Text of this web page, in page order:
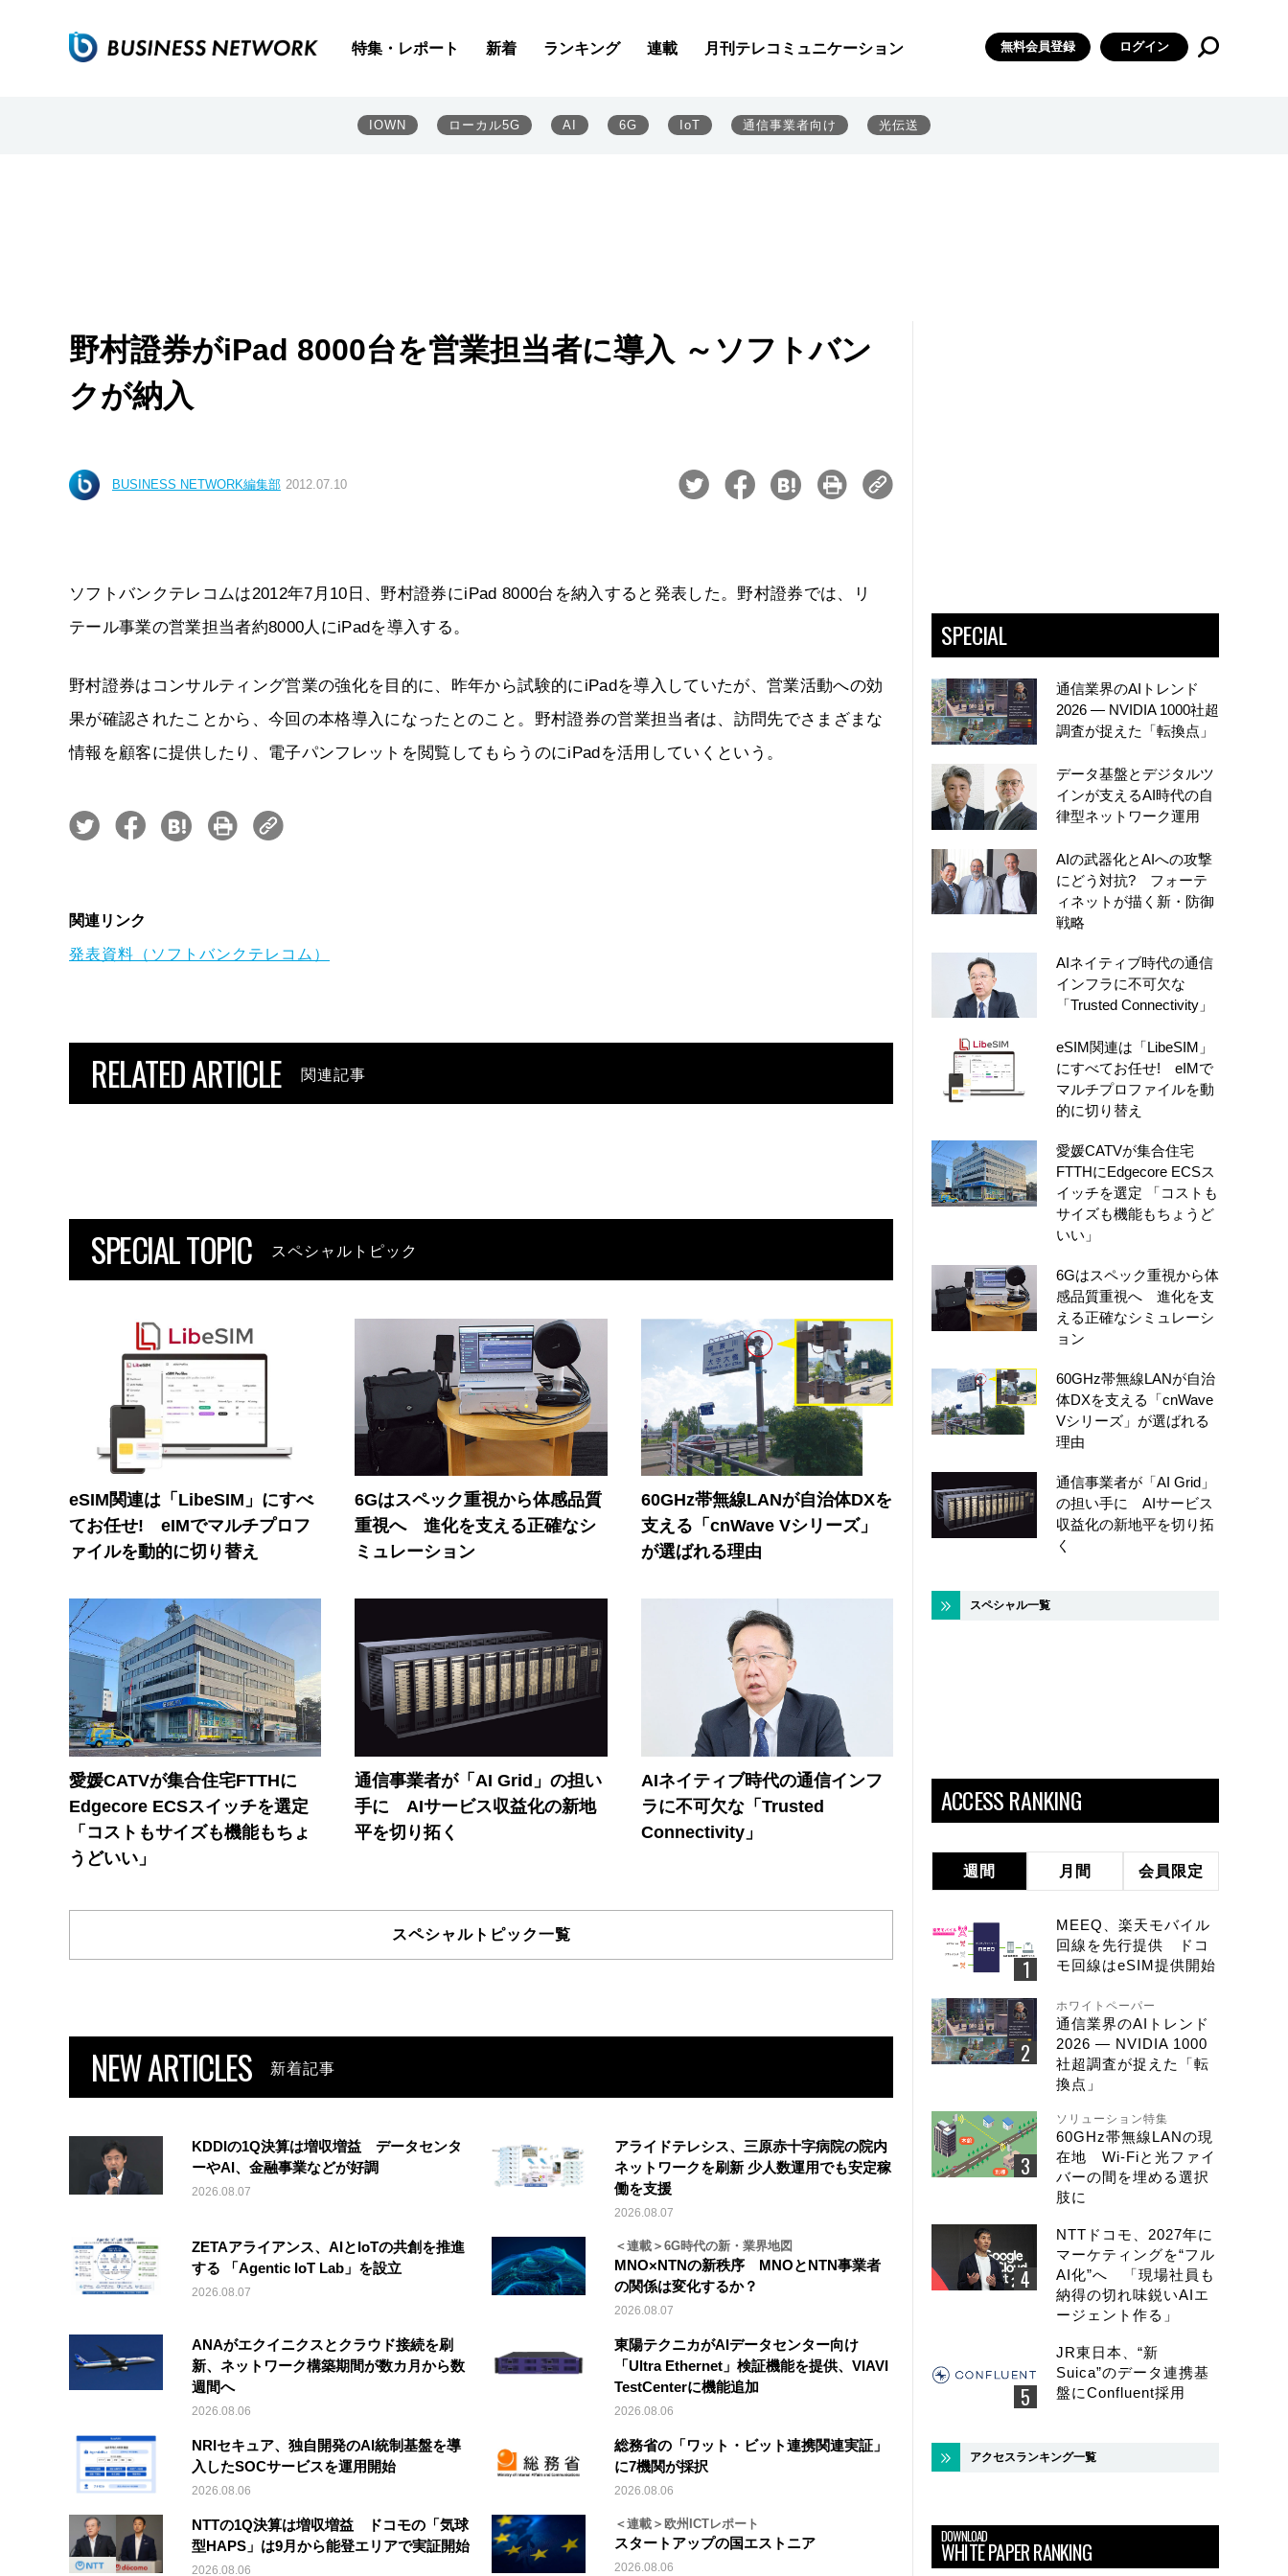
特集・レポート 新着 ランキング 連載 月刊テレコミュニケーション 無料会員登録 ログイン
IOWN ローカル5G AI 6G IoT 通信事業者向け 光伝送
野村證券がiPad 8000台を営業担当者に導入 ～ソフトバン
クが納入
BUSINESS NETWORK編集部 2012.07.10
ソフトバンクテレコムは2012年7月10日、野村證券にiPad 8000台を納入すると発表した。野村證券では、リ
テール事業の営業担当者約8000人にiPadを導入する。
野村證券はコンサルティング営業の強化を目的に、昨年から試験的にiPadを導入していたが、営業活動への効
果が確認されたことから、今回の本格導入になったとのこと。野村證券の営業担当者は、訪問先でさまざまな
情報を顧客に提供したり、電子パンフレットを閲覧してもらうのにiPadを活用していくという。
関連リンク
発表資料（ソフトバンクテレコム）
RELATED ARTICLE 関連記事
SPECIAL TOPIC スペシャルトピック
eSIM関連は「LibeSIM」にすべ
てお任せ! eIMでマルチプロフ
ァイルを動的に切り替え
6Gはスペック重視から体感品質
重視へ 進化を支える正確なシ
ミュレーション
60GHz帯無線LANが自治体DXを
支える「cnWave Vシリーズ」
が選ばれる理由
愛媛CATVが集合住宅FTTHに
Edgecore ECSスイッチを選定
「コストもサイズも機能もちょ
うどいい」
通信事業者が「AI Grid」の担い
手に AIサービス収益化の新地
平を切り拓く
AIネイティブ時代の通信インフ
ラに不可欠な「Trusted
Connectivity」
スペシャルトピック一覧
NEW ARTICLES 新着記事
KDDIの1Q決算は増収増益 データセンタ
ーやAI、金融事業などが好調
2026.08.07
アライドテレシス、三原赤十字病院の院内
ネットワークを刷新 少人数運用でも安定稼
働を支援
2026.08.07
ZETAアライアンス、AIとIoTの共創を推進
する 「Agentic IoT Lab」を設立
2026.08.07
＜連載＞6G時代の新・業界地図
MNO×NTNの新秩序 MNOとNTN事業者
の関係は変化するか？
2026.08.07
ANAがエクイニクスとクラウド接続を刷
新、ネットワーク構築期間が数カ月から数
週間へ
2026.08.06
東陽テクニカがAIデータセンター向け
「Ultra Ethernet」検証機能を提供、VIAVI
TestCenterに機能追加
2026.08.06
NRIセキュア、独自開発のAI統制基盤を導
入したSOCサービスを運用開始
2026.08.06
総務省の「ワット・ビット連携関連実証」
に7機関が採択
2026.08.06
NTTの1Q決算は増収増益 ドコモの「気球
型HAPS」は9月から能登エリアで実証開始
2026.08.06
＜連載＞欧州ICTレポート
スタートアップの国エストニア
2026.08.06
SPECIAL
通信業界のAIトレンド
2026 ― NVIDIA 1000社超
調査が捉えた「転換点」
データ基盤とデジタルツ
インが支えるAI時代の自
律型ネットワーク運用
AIの武器化とAIへの攻撃
にどう対抗? フォーテ
ィネットが描く新・防御
戦略
AIネイティブ時代の通信
インフラに不可欠な
「Trusted Connectivity」
eSIM関連は「LibeSIM」
にすべてお任せ! eIMで
マルチプロファイルを動
的に切り替え
愛媛CATVが集合住宅
FTTHにEdgecore ECSス
イッチを選定 「コストも
サイズも機能もちょうど
いい」
6Gはスペック重視から体
感品質重視へ 進化を支
える正確なシミュレーシ
ョン
60GHz帯無線LANが自治
体DXを支える「cnWave
Vシリーズ」が選ばれる
理由
通信事業者が「AI Grid」
の担い手に AIサービス
収益化の新地平を切り拓
く
スペシャル一覧
ACCESS RANKING
週間 月間 会員限定
MEEQ、楽天モバイル
回線を先行提供 ドコ
モ回線はeSIM提供開始
ホワイトペーパー
通信業界のAIトレンド
2026 ― NVIDIA 1000
社超調査が捉えた「転
換点」
ソリューション特集
60GHz帯無線LANの現
在地 Wi-Fiと光ファイ
バーの間を埋める選択
肢に
NTTドコモ、2027年に
マーケティングを“フル
AI化”へ 「現場社員も
納得の切れ味鋭いAIエ
ージェント作る」
JR東日本、“新
Suica”のデータ連携基
盤にConfluent採用
アクセスランキング一覧
DOWNLOAD
WHITE PAPER RANKING